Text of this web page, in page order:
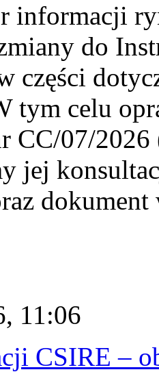
informacji
do
części
tym celu
CC/07/
jej
11:06
CSIRE –